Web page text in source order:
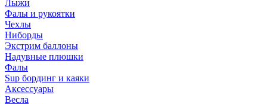
Лыжи
Фалы и рукоятки
Чехлы
Ниборды
Экстрим баллоны
Надувные плюшки
Фалы
Sup бординг и каяки
Аксессуары
Весла